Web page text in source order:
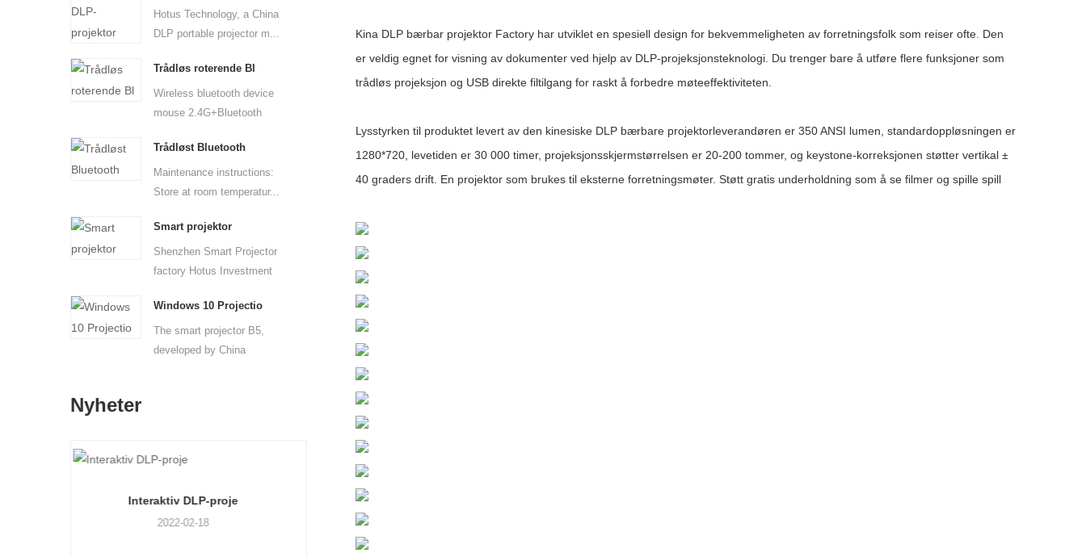
Hotus Technology, a China
DLP portable projector m...
Trådløs roterende Bl
Wireless bluetooth device
mouse 2.4G+Bluetooth
Trådløst Bluetooth
Maintenance instructions:
Store at room temperatur...
Smart projektor
Shenzhen Smart Projector
factory Hotus Investment
Windows 10 Projectio
The smart projector B5,
developed by China
Nyheter
Smart lommeprojektor
Kina DLP bærbar projektor Factory har utviklet en spesiell design for bekvemmeligheten av forretningsfolk som reiser ofte. Den
er veldig egnet for visning av dokumenter ved hjelp av DLP-projeksjonsteknologi. Du trenger bare å utføre flere funksjoner som
trådløs projeksjon og USB direkte filtilgang for raskt å forbedre møteeffektiviteten.
Lysstyrken til produktet levert av den kinesiske DLP bærbare projektorleverandøren er 350 ANSI lumen, standardoppløsningen er
1280*720, levetiden er 30 000 timer, projeksjonsskjermstørrelsen er 20-200 tommer, og keystone-korreksjonen støtter vertikal ±
40 graders drift. En projektor som brukes til eksterne forretningsmøter. Støtt gratis underholdning som å se filmer og spille spill